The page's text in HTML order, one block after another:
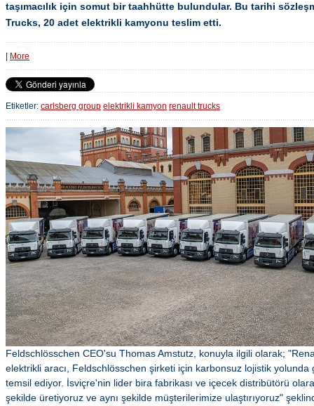
taşımacılık için somut bir taahhütte bulundular. Bu tarihi
Trucks, 20 adet elektrikli kamyonu teslim etti.
More
Etiketler: carlsberg group elektrikli kamyon renault trucks
Feldschlösschen CEO'su Thomas Amstutz, konuyla ilgili olarak;
elektrikli aracı, Feldschlösschen şirketi için karbonsuz lojistik yolunda
temsil ediyor. İsviçre'nin lider bira fabrikası ve içecek distribütörü
şekilde üretiyoruz ve aynı şekilde müşterilerimize ulaştırıyoruz"